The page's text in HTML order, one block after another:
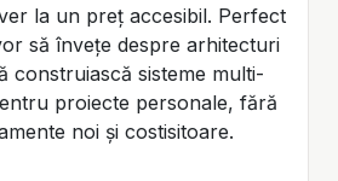
la un preț accesibil. Perfect
să învețe despre arhitecturi
construiască sisteme multi-
proiecte personale, fără
noi și costisitoare.